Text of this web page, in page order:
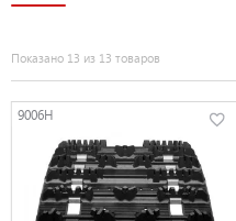
Показано 13 из 13 товаров
9006H